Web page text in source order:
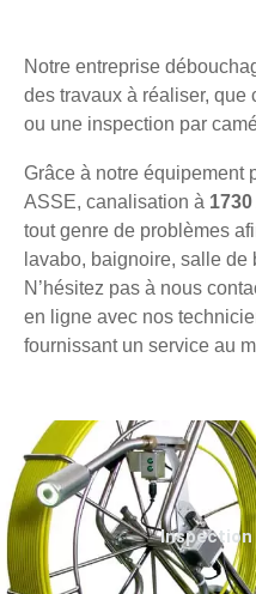
Notre entreprise
des travaux à réaliser, que
ou une inspection par
Grâce à notre équipement
ASSE, canalisation à
tout genre de problèmes
lavabo, baignoire, salle de
N’hésitez pas à nous
en ligne avec nos
fournissant un service au